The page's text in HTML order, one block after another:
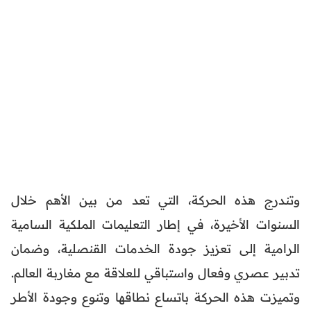
وتندرج هذه الحركة، التي تعد من بين الأهم خلال
السنوات الأخيرة، في إطار التعليمات الملكية السامية
الرامية إلى تعزيز جودة الخدمات القنصلية، وضمان
تدبير عصري وفعال واستباقي للعلاقة مع مغاربة العالم.
وتميزت هذه الحركة باتساع نطاقها وتنوع وجودة الأطر